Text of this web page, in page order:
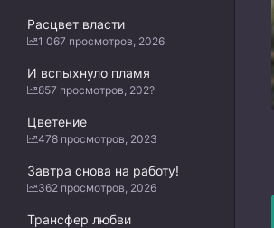
Расцвет власти
1 067 просмотров, 2026
И вспыхнуло пламя
857 просмотров, 202?
Цветение
478 просмотров, 2023
Завтра снова на работу!
362 просмотров, 2026
Трансфер любви